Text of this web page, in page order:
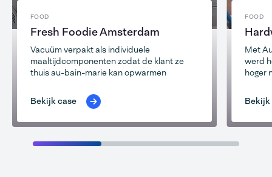
FOOD
Fresh Foodie Amsterdam
Vacuüm verpakt als individuele
maaltijdcomponenten zodat de klant ze
thuis au-bain-marie kan opwarmen
Bekijk case
FOOD
Met
werd
hoger
Bekijk